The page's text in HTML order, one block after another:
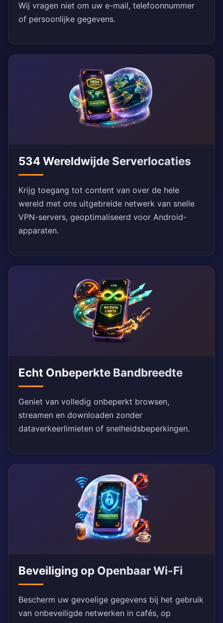
Wij vragen niet om uw e-mail, telefoonnummer
of persoonlijke gegevens.
534 Wereldwijde Serverlocaties
Krijg toegang tot content van over de hele
wereld met ons uitgebreide netwerk van snelle
VPN-servers, geoptimaliseerd voor Android-
apparaten.
Echt Onbeperkte Bandbreedte
Geniet van volledig onbeperkt browsen,
streamen en downloaden zonder
dataverkeerlimieten of snelheidsbeperkingen.
Beveiliging op Openbaar Wi-Fi
Bescherm uw gevoelige gegevens bij het gebruik
van onbeveiligde netwerken in cafés, op